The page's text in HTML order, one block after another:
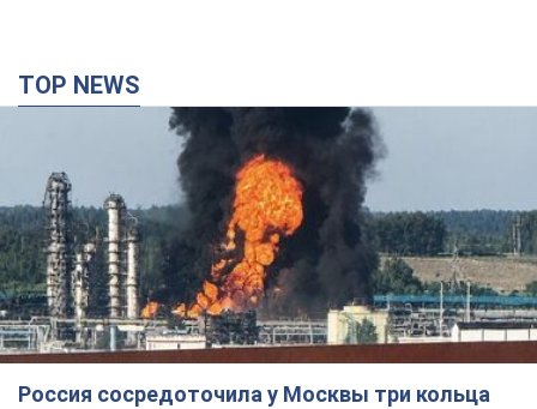
TOP NEWS
Россия сосредоточила у Москвы три кольца